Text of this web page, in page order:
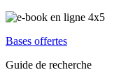
Bases offertes
Guide de recherche